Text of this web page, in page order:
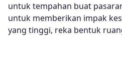
untuk tempahan buat
untuk memberikan impak
yang tinggi, reka bentuk